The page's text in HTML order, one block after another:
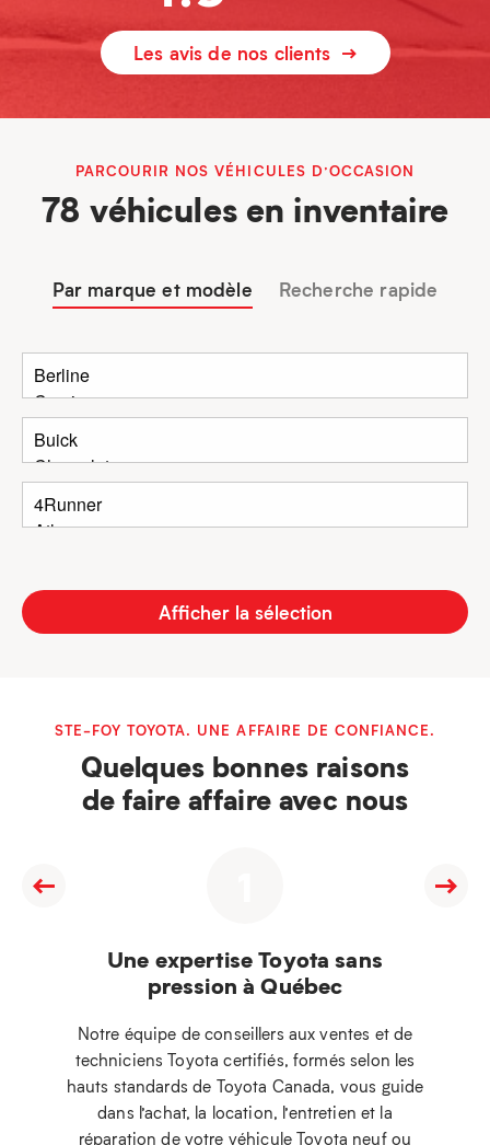
Les avis de nos clients
PARCOURIR NOS VÉHICULES D’OCCASION
78 véhicules en inventaire
Par marque et modèle Recherche rapide
Afficher la sélection
STE-FOY TOYOTA. UNE AFFAIRE DE CONFIANCE.
Quelques bonnes raisons
de faire affaire avec nous
Une expertise Toyota sans
pression à Québec
Notre équipe de conseillers aux ventes et de
techniciens Toyota certifiés, formés selon les
hauts standards de Toyota Canada, vous guide
dans l’achat, la location, l’entretien et la
réparation de votre véhicule Toyota neuf ou